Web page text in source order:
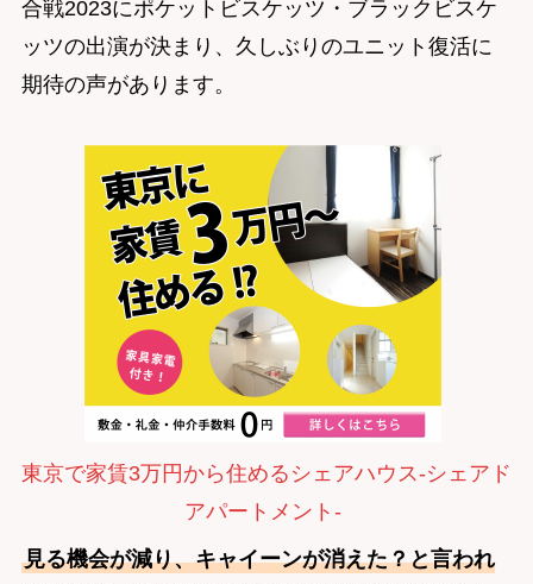
合戦2023にポケットビスケッツ・ブラックビスケ
ッツの出演が決まり、久しぶりのユニット復活に
期待の声があります。
東京で家賃3万円から住めるシェアハウス-シェアド
アパートメント-
見る機会が減り、キャイーンが消えた？と言われ